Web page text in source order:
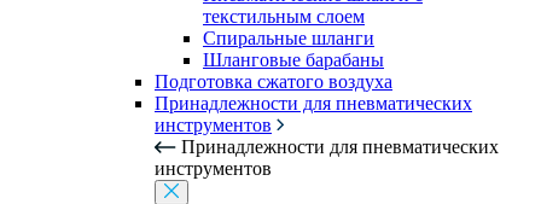
текстильным слоем
Спиральные шланги
Шланговые барабаны
Подготовка сжатого воздуха
Принадлежности для пневматических
инструментов
Принадлежности для пневматических
инструментов